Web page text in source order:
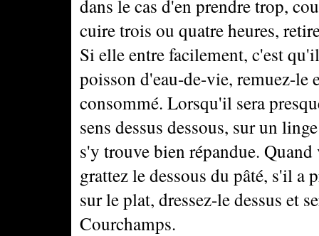
dans le cas d'en prendre trop,
cuire trois ou quatre heures,
Si elle entre facilement, c'est
poisson d'eau-de-vie, remuez-le
consommé. Lorsqu'il sera
sens dessus dessous, sur un
s'y trouve bien répandue.
grattez le dessous du pâté, s'il a
sur le plat, dressez-le dessus et
Courchamps.